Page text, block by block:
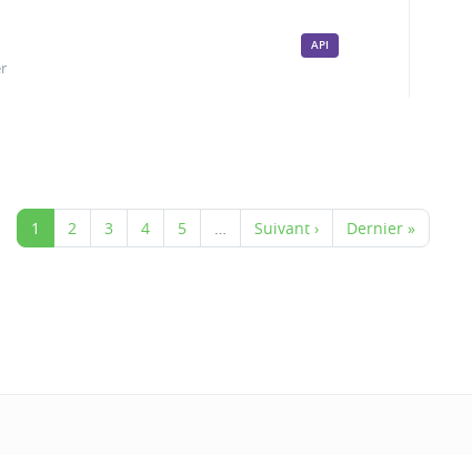
API
1 2 3 4 5 Suivant › Dernier »